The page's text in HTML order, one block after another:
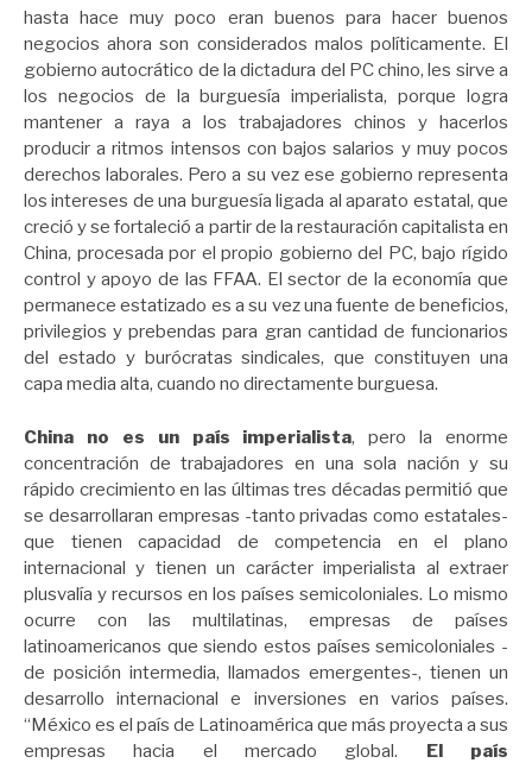
hasta hace muy poco eran buenos para hacer buenos
negocios ahora son considerados malos políticamente. El
gobierno autocrático de la dictadura del PC chino, les sirve a
los negocios de la burguesía imperialista, porque logra
mantener a raya a los trabajadores chinos y hacerlos
producir a ritmos intensos con bajos salarios y muy pocos
derechos laborales. Pero a su vez ese gobierno representa
los intereses de una burguesía ligada al aparato estatal, que
creció y se fortaleció a partir de la restauración capitalista en
China, procesada por el propio gobierno del PC, bajo rígido
control y apoyo de las FFAA. El sector de la economía que
permanece estatizado es a su vez una fuente de beneficios,
privilegios y prebendas para gran cantidad de funcionarios
del estado y burócratas sindicales, que constituyen una
capa media alta, cuando no directamente burguesa.
China no es un país imperialista, pero la enorme
concentración de trabajadores en una sola nación y su
rápido crecimiento en las últimas tres décadas permitió que
se desarrollaran empresas -tanto privadas como estatales-
que tienen capacidad de competencia en el plano
internacional y tienen un carácter imperialista al extraer
plusvalía y recursos en los países semicoloniales. Lo mismo
ocurre con las multilatinas, empresas de países
latinoamericanos que siendo estos países semicoloniales -
de posición intermedia, llamados emergentes-, tienen un
desarrollo internacional e inversiones en varios países.
“México es el país de Latinoamérica que más proyecta a sus
empresas hacia el mercado global. El país